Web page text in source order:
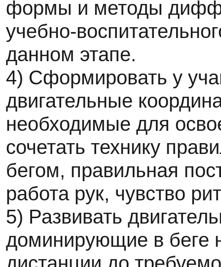
формы и методы
учебно-
данном этапе.
4) Сформировать у
двигательные
необходимые для
сочетать технику
бегом, правильная
работа рук, чувство
5) Развивать
доминирующие в беге